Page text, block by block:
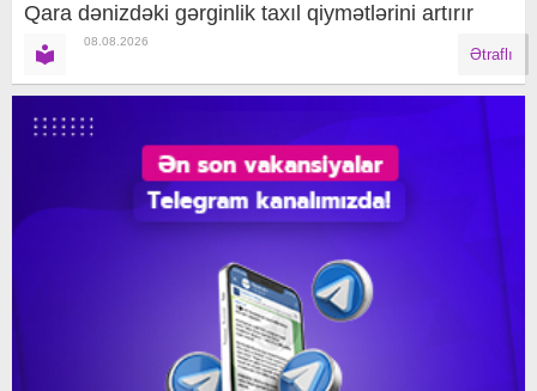
Qara dənizdəki gərginlik taxıl qiymətlərini artırır
08.08.2026
Ətraflı